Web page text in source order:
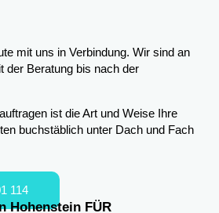
mit uns in Verbindung. Wir sind an
der Beratung bis nach der
ist die Art und Weise Ihre
buchstäblich unter Dach und Fach
114
Hohenstein FÜR